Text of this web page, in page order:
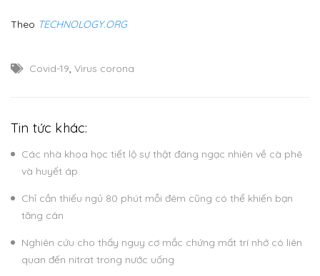
Theo TECHNOLOGY.ORG
Covid-19, Virus corona
Tin tức khác:
Các nhà khoa học tiết lộ sự thật đáng ngạc nhiên về cà phê
và huyết áp
Chỉ cần thiếu ngủ 80 phút mỗi đêm cũng có thể khiến bạn
tăng cân
Nghiên cứu cho thấy nguy cơ mắc chứng mất trí nhớ có liên
quan đến nitrat trong nước uống